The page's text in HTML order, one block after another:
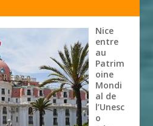
Nice
entre
au
Patrim
oine
Mondi
al de
l’Unesc
o